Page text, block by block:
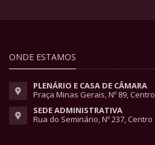
ONDE ESTAMOS
PLENÁRIO E CASA DE CÂMARA
Praça Minas Gerais, Nº 89, Centro
SEDE ADMINISTRATIVA
Rua do Seminário, Nº 237, Centro